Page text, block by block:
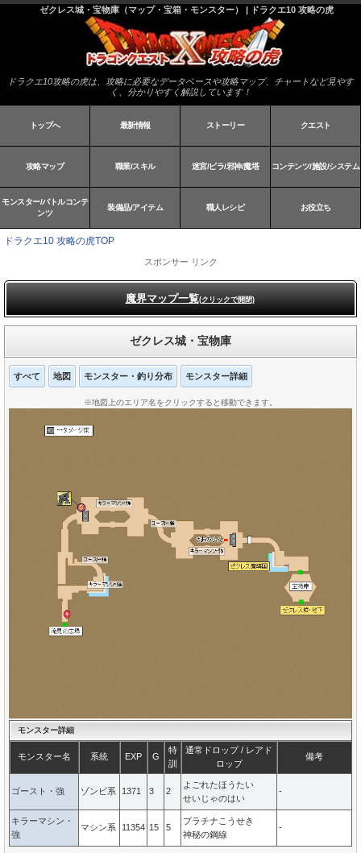
ゼクレス城・宝物庫（マップ・宝箱・モンスター） | ドラクエ10 攻略の虎
ドラクエ10攻略の虎は、攻略に必要なデータベースや攻略マップ、チャートなど見やす
く、分かりやすく解説しています！
トップへ 最新情報 ストーリー クエスト
攻略マップ 職業/スキル 迷宮/ピラ/邪神/魔塔 コンテンツ/施設/システム
モンスター/バトルコンテ
ンツ
装備品/アイテム 職人レシピ お役立ち
ドラクエ10 攻略の虎TOP
スポンサー リンク
魔界マップ一覧(クリックで開閉)
ゼクレス城・宝物庫
すべて 地図 モンスター・釣り分布 モンスター詳細
※地図上のエリア名をクリックすると移動できます。
モンスター詳細
モンスター名 系統 EXP G
特
訓
通常ドロップ / レアド
ロップ
備考
ゴースト・強 ゾンビ系 1371 3 2
よごれたほうたい
せいじゃのはい
-
キラーマシン・
強
マシン系 11354 15 5
プラチナこうせき
神秘の鋼線
-